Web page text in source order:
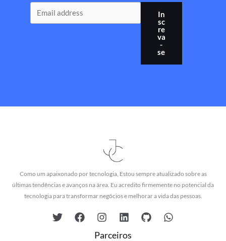
In
sc
re
va
-
se
Como um apaixonado por tecnologia, Estou sempre atualizado sobre as
últimas tendências e avanços na área. Eu acredito firmemente no potencial da
tecnologia para transformar negócios e melhorar a vida das pessoas.
Parceiros